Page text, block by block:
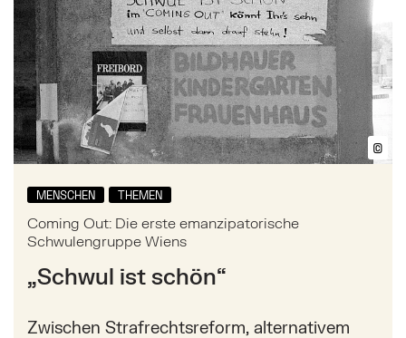
©
MENSCHEN THEMEN
Coming Out: Die erste emanzipatorische
Schwulengruppe Wiens
„Schwul ist schön“
Zwischen Strafrechtsreform, alternativem